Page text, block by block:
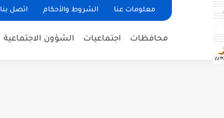
معلومات عنا الشروط والأحكام اتصل بنا
محافظات اجتماعيات الشؤون الاجتماعية